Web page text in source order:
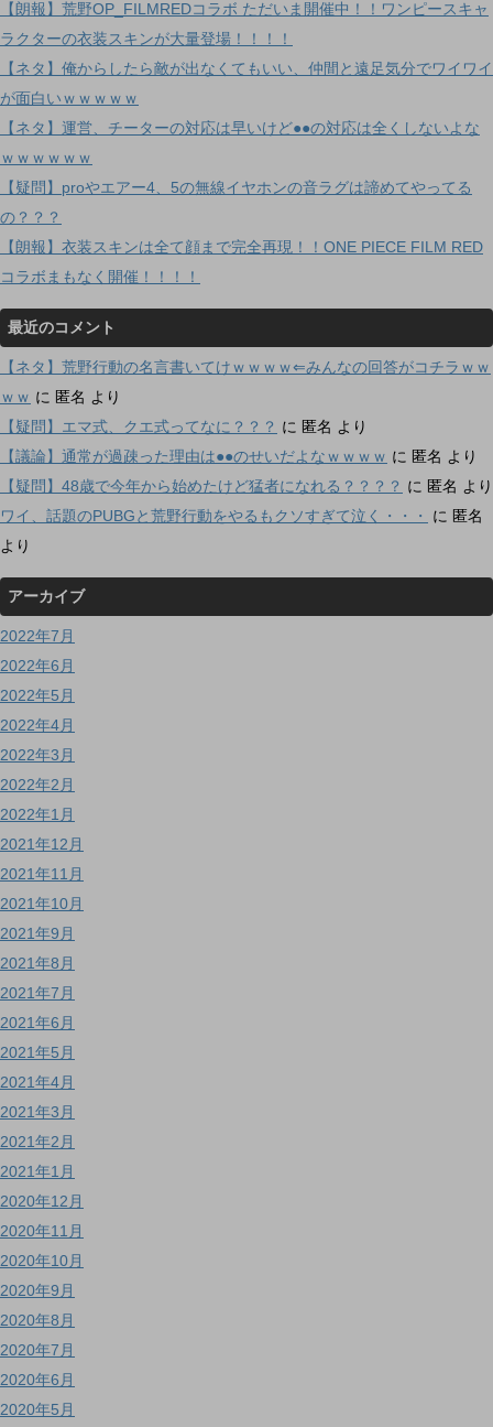
【朗報】荒野OP_FILMREDコラボ ただいま開催中！！ワンピースキャ
ラクターの衣装スキンが大量登場！！！！
【ネタ】俺からしたら敵が出なくてもいい、仲間と遠足気分でワイワイ
が面白いｗｗｗｗｗ
【ネタ】運営、チーターの対応は早いけど●●の対応は全くしないよな
ｗｗｗｗｗｗ
【疑問】proやエアー4、5の無線イヤホンの音ラグは諦めてやってる
の？？？
【朗報】衣装スキンは全て顔まで完全再現！！ONE PIECE FILM RED
コラボまもなく開催！！！！
最近のコメント
【ネタ】荒野行動の名言書いてけｗｗｗｗ⇐みんなの回答がコチラｗｗ
ｗｗ に 匿名 より
【疑問】エマ式、クエ式ってなに？？？ に 匿名 より
【議論】通常が過疎った理由は●●のせいだよなｗｗｗｗ に 匿名 より
【疑問】48歳で今年から始めたけど猛者になれる？？？？ に 匿名 より
ワイ、話題のPUBGと荒野行動をやるもクソすぎて泣く・・・
に 匿名
より
アーカイブ
2022年7月
2022年6月
2022年5月
2022年4月
2022年3月
2022年2月
2022年1月
2021年12月
2021年11月
2021年10月
2021年9月
2021年8月
2021年7月
2021年6月
2021年5月
2021年4月
2021年3月
2021年2月
2021年1月
2020年12月
2020年11月
2020年10月
2020年9月
2020年8月
2020年7月
2020年6月
2020年5月